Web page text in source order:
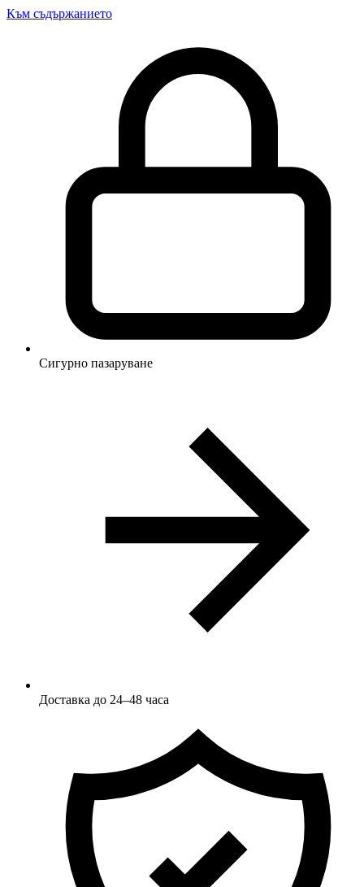
Към съдържанието
Сигурно пазаруване
Доставка до 24–48 часа